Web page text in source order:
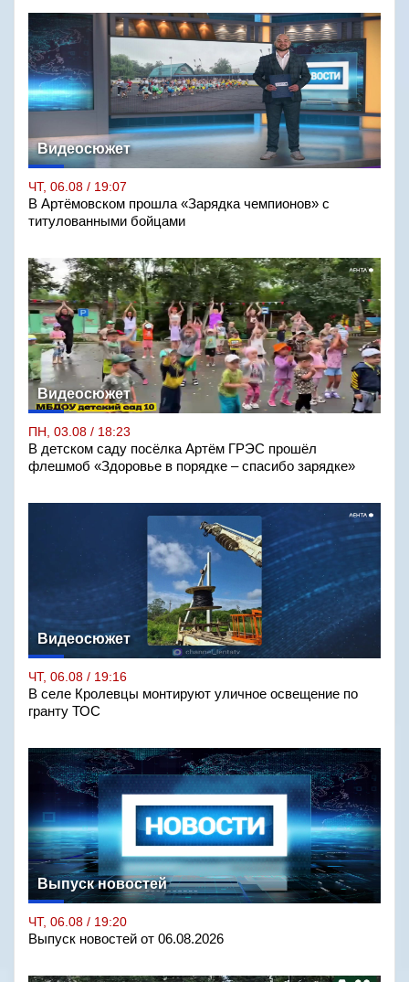
Видеосюжет
ЧТ, 06.08 / 19:07
В Артёмовском прошла «Зарядка чемпионов» с
титулованными бойцами
Видеосюжет
ПН, 03.08 / 18:23
В детском саду посёлка Артём ГРЭС прошёл
флешмоб «Здоровье в порядке – спасибо зарядке»
Видеосюжет
ЧТ, 06.08 / 19:16
В селе Кролевцы монтируют уличное освещение по
гранту ТОС
Выпуск новостей
ЧТ, 06.08 / 19:20
Выпуск новостей от 06.08.2026